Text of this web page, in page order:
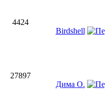
4424
Birdshell
27897
Дима О.